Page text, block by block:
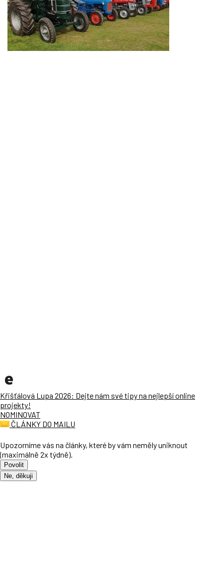
Křišťálová Lupa 2026: Dejte nám své tipy na nejlepší online
projekty!
NOMINOVAT
ČLÁNKY DO MAILU
Upozorníme vás na články, které by vám neměly uniknout
(maximálně 2x týdně).
Povolit
Ne, děkuji